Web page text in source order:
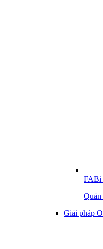
FABi
Giải pháp